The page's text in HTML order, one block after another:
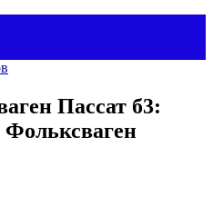
Пассат б3:
Фольксваген